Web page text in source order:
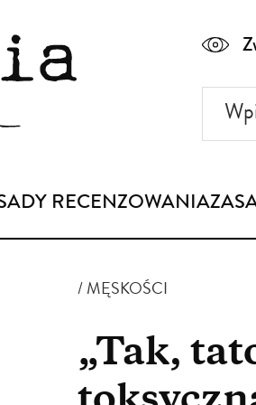
słowo
RECENZOWANIA
MĘSKOŚCI
„Tak,